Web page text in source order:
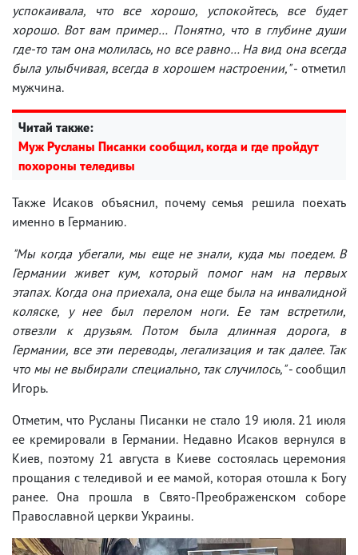
успокаивала, что все хорошо, успокойтесь, все будет
хорошо. Вот вам пример… Понятно, что в глубине души
где-то там она молилась, но все равно… На вид она всегда
была улыбчивая, всегда в хорошем настроении,"- отметил
мужчина.
Читай также:
Муж Русланы Писанки сообщил, когда и где пройдут
похороны теледивы
Также Исаков объяснил, почему семья решила поехать
именно в Германию.
"Мы когда убегали, мы еще не знали, куда мы поедем. В
Германии живет кум, который помог нам на первых
этапах. Когда она приехала, она еще была на инвалидной
коляске, у нее был перелом ноги. Ее там встретили,
отвезли к друзьям. Потом была длинная дорога, в
Германии, все эти переводы, легализация и так далее. Так
что мы не выбирали специально, так случилось,"- сообщил
Игорь.
Отметим, что Русланы Писанки не стало 19 июля. 21 июля
ее кремировали в Германии. Недавно Исаков вернулся в
Киев, поэтому 21 августа в Киеве состоялась церемония
прощания с теледивой и ее мамой, которая отошла к Богу
ранее. Она прошла в Свято-Преображенском соборе
Православной церкви Украины.